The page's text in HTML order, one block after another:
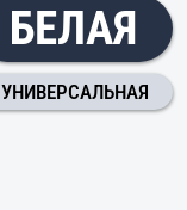
БЕЛАЯ
УНИВЕРСАЛЬНАЯ